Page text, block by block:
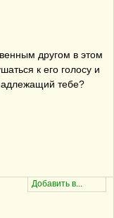
другом в этом
к его голосу и
тебе?